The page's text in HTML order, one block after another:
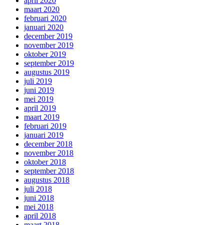
maart 2020
februari 2020
januari 2020
december 2019
november 2019
oktober 2019
september 2019
augustus 2019
juli 2019
juni 2019
mei 2019
april 2019
maart 2019
februari 2019
januari 2019
december 2018
november 2018
oktober 2018
september 2018
augustus 2018
juli 2018
juni 2018
mei 2018
april 2018